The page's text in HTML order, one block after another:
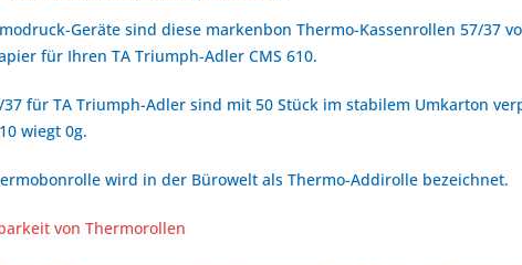
Geräte sind diese markenbon Thermo-Kassenrollen 57/37
für Ihren TA Triumph-Adler CMS 610.
für TA Triumph-Adler sind mit 50 Stück im stabilem Umkarton
wiegt 0g.
wird in der Bürowelt als Thermo-Addirolle bezeichnet.
von Thermorollen